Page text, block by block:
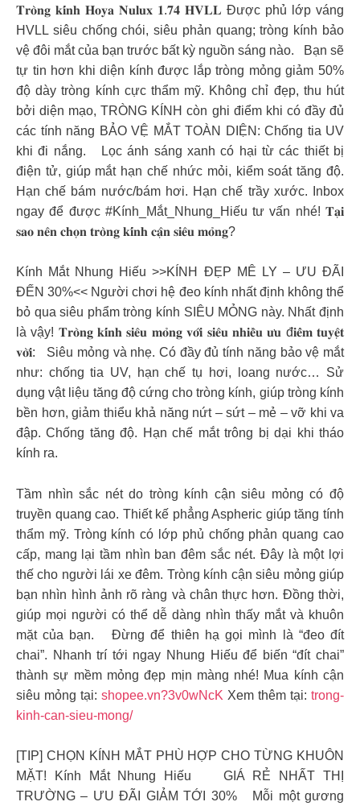
𝐓𝐫𝐨̀𝐧𝐠 𝐤𝐢́𝐧𝐡 𝐇𝐨𝐲𝐚 𝐍𝐮𝐥𝐮𝐱 𝟏.𝟕𝟒 𝐇𝐕𝐋𝐋 Được phủ lớp váng
HVLL siêu chống chói, siêu phản quang; tròng kính bảo
vệ đôi mắt của bạn trước bất kỳ nguồn sáng nào. Bạn sẽ
tự tin hơn khi diện kính được lắp tròng mỏng giảm 50%
độ dày tròng kính cực thẩm mỹ. Không chỉ đẹp, thu hút
bởi diện mạo, TRÒNG KÍNH còn ghi điểm khi có đầy đủ
các tính năng BẢO VỆ MẮT TOÀN DIỆN: Chống tia UV
khi đi nắng. Lọc ánh sáng xanh có hại từ các thiết bị
điện tử, giúp mắt hạn chế nhức mỏi, kiểm soát tăng độ.
Hạn chế bám nước/bám hơi. Hạn chế trầy xước. Inbox
ngay để được #Kính_Mắt_Nhung_Hiếu tư vấn nhé! 𝐓𝐚̣𝐢
𝐬𝐚𝐨 𝐧𝐞̂𝐧 𝐜𝐡𝐨̣𝐧 𝐭𝐫𝐨̀𝐧𝐠 𝐤𝐢́𝐧𝐡 𝐜𝐚̣̂𝐧 𝐬𝐢𝐞̂𝐮 𝐦𝐨̉𝐧𝐠?
Kính Mắt Nhung Hiếu >>KÍNH ĐẸP MÊ LY – ƯU ĐÃI
ĐẾN 30%<< Người chơi hệ đeo kính nhất định không thể
bỏ qua siêu phẩm tròng kính SIÊU MỎNG này. Nhất định
là vậy! 𝐓𝐫𝐨̀𝐧𝐠 𝐤𝐢́𝐧𝐡 𝐬𝐢𝐞̂𝐮 𝐦𝐨̉𝐧𝐠 𝐯𝐨̛́𝐢 𝐬𝐢𝐞̂𝐮 𝐧𝐡𝐢𝐞̂̀𝐮 𝐮̛𝐮 đ𝐢𝐞̂̉𝐦 𝐭𝐮𝐲𝐞̣̂𝐭
𝐯𝐨̛̀𝐢: Siêu mỏng và nhẹ. Có đầy đủ tính năng bảo vệ mắt
như: chống tia UV, hạn chế tụ hơi, loang nước… Sử
dụng vật liệu tăng độ cứng cho tròng kính, giúp tròng kính
bền hơn, giảm thiểu khả năng nứt – sứt – mẻ – vỡ khi va
đập. Chống tăng độ. Hạn chế mắt trông bị dại khi tháo
kính ra.
Tầm nhìn sắc nét do tròng kính cận siêu mỏng có độ
truyền quang cao. Thiết kế phẳng Aspheric giúp tăng tính
thẩm mỹ. Tròng kính có lớp phủ chống phản quang cao
cấp, mang lại tầm nhìn ban đêm sắc nét. Đây là một lợi
thế cho người lái xe đêm. Tròng kính cận siêu mỏng giúp
bạn nhìn hình ảnh rõ ràng và chân thực hơn. Đồng thời,
giúp mọi người có thể dễ dàng nhìn thấy mắt và khuôn
mặt của bạn. Đừng để thiên hạ gọi mình là “đeo đít
chai”. Nhanh trí tới ngay Nhung Hiếu để biến “đít chai”
thành sự mềm mỏng đẹp mịn màng nhé! Mua kính cận
siêu mỏng tại: shopee.vn?3v0wNcK Xem thêm tại: trong-
kinh-can-sieu-mong/
[TIP] CHỌN KÍNH MẮT PHÙ HỢP CHO TỪNG KHUÔN
MẶT! Kính Mắt Nhung Hiếu GIÁ RẺ NHẤT THỊ
TRƯỜNG – ƯU ĐÃI GIẢM TỚI 30% Mỗi một gương